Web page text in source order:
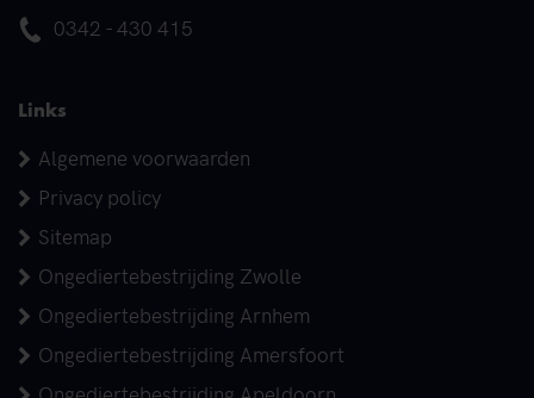
Telefoonnummer
0342 - 430 415
Links
Algemene voorwaarden
Privacy policy
Sitemap
Ongediertebestrijding Zwolle
Ongediertebestrijding Arnhem
Ongediertebestrijding Amersfoort